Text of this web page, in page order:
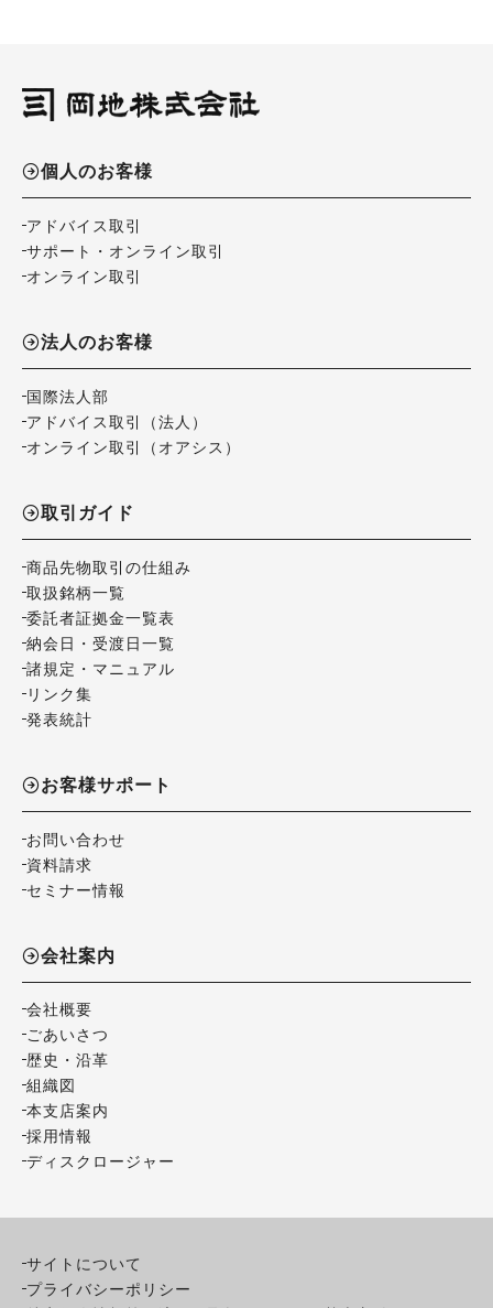
個人のお客様
アドバイス取引
サポート・オンライン取引
オンライン取引
法人のお客様
国際法人部
アドバイス取引（法人）
オンライン取引（オアシス）
取引ガイド
商品先物取引の仕組み
取扱銘柄一覧
委託者証拠金一覧表
納会日・受渡日一覧
諸規定・マニュアル
リンク集
発表統計
お客様サポート
お問い合わせ
資料請求
セミナー情報
会社案内
会社概要
ごあいさつ
歴史・沿革
組織図
本支店案内
採用情報
ディスクロージャー
サイトについて
プライバシーポリシー